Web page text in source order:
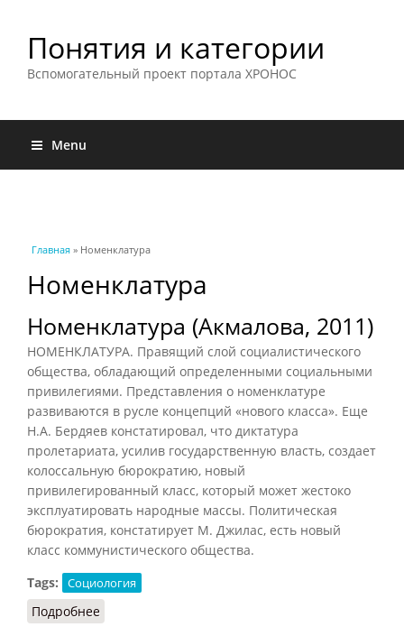
Понятия и категории
Вспомогательный проект портала ХРОНОС
Menu
Вы здесь
Главная » Номенклатура
Номенклатура
Номенклатура (Акмалова, 2011)
НОМЕНКЛАТУРА. Правящий слой социалистического
общества, обладающий определенными социальными
привилегиями. Представления о номенклатуре
развиваются в русле концепций «нового класса». Еще
Н.А. Бердяев констатировал, что диктатура
пролетариата, усилив государственную власть, создает
колоссальную бюрократию, новый
привилегированный класс, который может жестоко
эксплуатировать народные массы. Политическая
бюрократия, констатирует М. Джилас, есть новый
класс коммунистического общества.
Tags:
Социология
Подробнее